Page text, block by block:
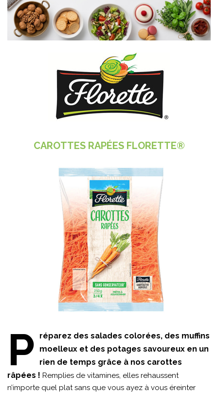
CAROTTES RAPÉES FLORETTE®
P
réparez des salades colorées, des muffins
moelleux et des potages savoureux en un
rien de temps grâce à nos carottes
râpées ! Remplies de vitamines, elles rehaussent
n’importe quel plat sans que vous ayez à vous éreinter